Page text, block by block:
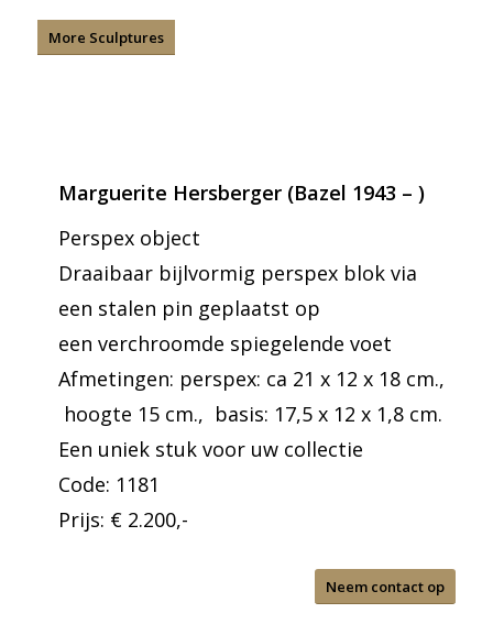
More Sculptures
Marguerite Hersberger (Bazel 1943 – )
Perspex object
Draaibaar bijlvormig perspex blok via
een stalen pin geplaatst op
een verchroomde spiegelende voet
Afmetingen: perspex: ca 21 x 12 x 18 cm.,
hoogte 15 cm., basis: 17,5 x 12 x 1,8 cm.
Een uniek stuk voor uw collectie
Code: 1181
Prijs: € 2.200,-
Neem contact op